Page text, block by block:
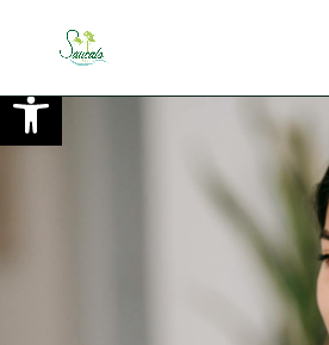
Ouvrir la barre d’outils